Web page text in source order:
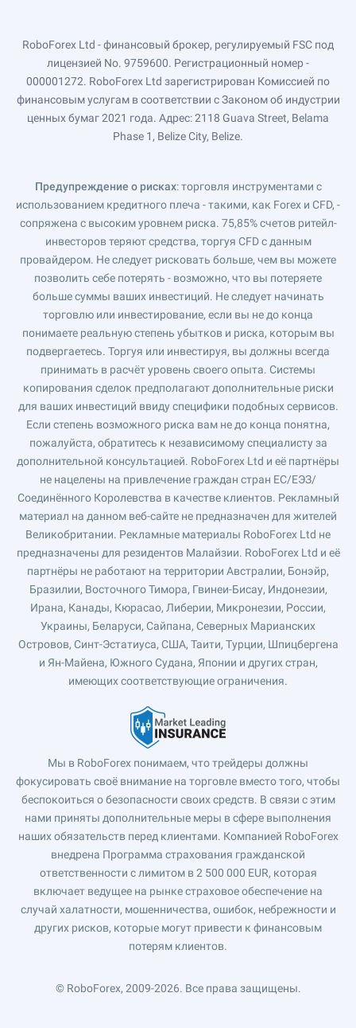
RoboForex Ltd - финансовый брокер, регулируемый FSC под
лицензией No. 9759600. Регистрационный номер -
000001272. RoboForex Ltd зарегистрирован Комиссией по
финансовым услугам в соответствии с Законом об индустрии
ценных бумаг 2021 года. Адрес: 2118 Guava Street, Belama
Phase 1, Belize City, Belize.
Предупреждение о рисках: торговля инструментами с
использованием кредитного плеча - такими, как Forex и CFD, -
сопряжена с высоким уровнем риска. 75,85% счетов ритейл-
инвесторов теряют средства, торгуя CFD с данным
провайдером. Не следует рисковать больше, чем вы можете
позволить себе потерять - возможно, что вы потеряете
больше суммы ваших инвестиций. Не следует начинать
торговлю или инвестирование, если вы не до конца
понимаете реальную степень убытков и риска, которым вы
подвергаетесь. Торгуя или инвестируя, вы должны всегда
принимать в расчёт уровень своего опыта. Системы
копирования сделок предполагают дополнительные риски
для ваших инвестиций ввиду специфики подобных сервисов.
Если степень возможного риска вам не до конца понятна,
пожалуйста, обратитесь к независимому специалисту за
дополнительной консультацией. RoboForex Ltd и её партнёры
не нацелены на привлечение граждан стран ЕС/ЕЭЗ/
Соединённого Королевства в качестве клиентов. Рекламный
материал на данном веб-сайте не предназначен для жителей
Великобритании. Рекламные материалы RoboForex Ltd не
предназначены для резидентов Малайзии. RoboForex Ltd и её
партнёры не работают на территории Австралии, Бонэйр,
Бразилии, Восточного Тимора, Гвинеи-Бисау, Индонезии,
Ирана, Канады, Кюрасао, Либерии, Микронезии, России,
Украины, Беларуси, Сайпана, Северных Марианских
Островов, Синт-Эстатиуса, США, Таити, Турции, Шпицбергена
и Ян-Майена, Южного Судана, Японии и других стран,
имеющих соответствующие ограничения.
Мы в RoboForex понимаем, что трейдеры должны
фокусировать своё внимание на торговле вместо того, чтобы
беспокоиться о безопасности своих средств. В связи с этим
нами приняты дополнительные меры в сфере выполнения
наших обязательств перед клиентами. Компанией RoboForex
внедрена Программа страхования гражданской
ответственности с лимитом в 2 500 000 EUR, которая
включает ведущее на рынке страховое обеспечение на
случай халатности, мошенничества, ошибок, небрежности и
других рисков, которые могут привести к финансовым
потерям клиентов.
© RoboForex, 2009-2026. Все права защищены.